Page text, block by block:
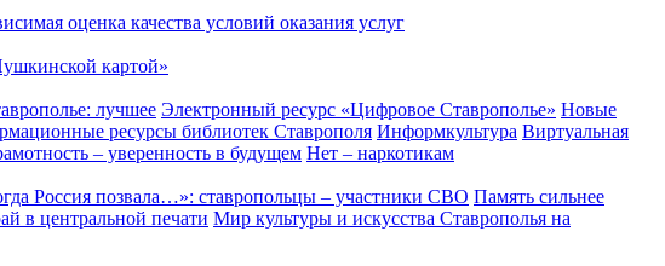
оценка качества условий оказания услуг
картой»
лучшее Электронный ресурс «Цифровое Ставрополье» Новые
ресурсы библиотек Ставрополя Информкультура Виртуальная
– уверенность в будущем Нет – наркотикам
Россия позвала…»: ставропольцы – участники СВО Память сильнее
в центральной печати Мир культуры и искусства Ставрополья на